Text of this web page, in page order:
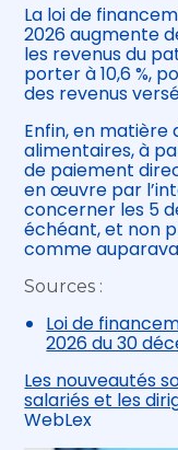
La loi de
2026 augmente
les revenus du
porter à 10,6 %,
des revenus
Enfin, en
alimentaires, à
de paiement
en œuvre par
concerner les 5
échéant, et non
comme
Sources :
Loi de
2026 du 30
Les nouveautés
salariés et les
WebLex